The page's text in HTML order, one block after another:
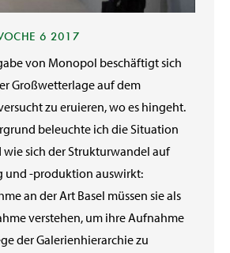
6 2017
von Monopol beschäftigt sich
Großwetterlage auf dem
zu eruieren, wo es hingeht.
beleuchte ich die Situation
sich der Strukturwandel auf
und -produktion auswirkt:
an der Art Basel müssen sie als
verstehen, um ihre Aufnahme
der Galerienhierarchie zu